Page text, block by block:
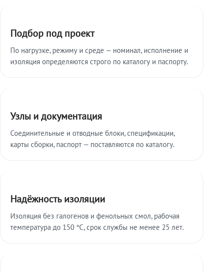
Подбор под проект
По нагрузке, режиму и среде — номинал, исполнение и
изоляция определяются строго по каталогу и паспорту.
Узлы и документация
Соединительные и отводные блоки, спецификации,
карты сборки, паспорт — поставляются по каталогу.
Надёжность изоляции
Изоляция без галогенов и фенольных смол, рабочая
температура до 150 °C, срок службы не менее 25 лет.